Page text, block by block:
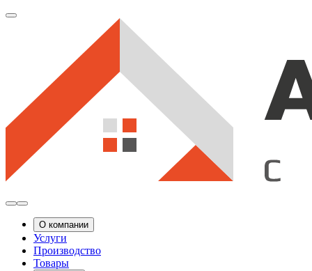
О компании
Услуги
Производство
Товары